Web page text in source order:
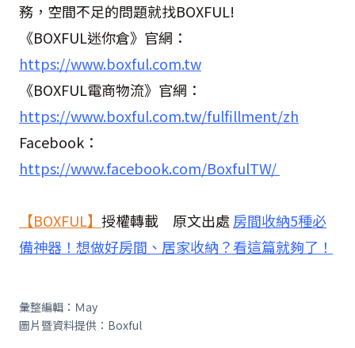
務，空間不足的問題就找BOXFUL!
《BOXFUL迷你倉》官網：
https://www.boxful.com.tw
《BOXFUL電商物流》官網：
https://www.boxful.com.tw/fulfillment/zh
Facebook：
https://www.facebook.com/BoxfulTW/
【BOXFUL】 授權轉載 原文出處 房間收納5種必
備神器！想做好房間、居家收納？看這篇就夠了！
彙整編輯：Ｍay
圖片暨資料提供：Boxful